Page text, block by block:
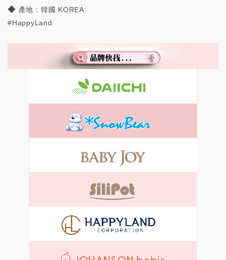
◆ 產地：韓國 KOREA
#HappyLand